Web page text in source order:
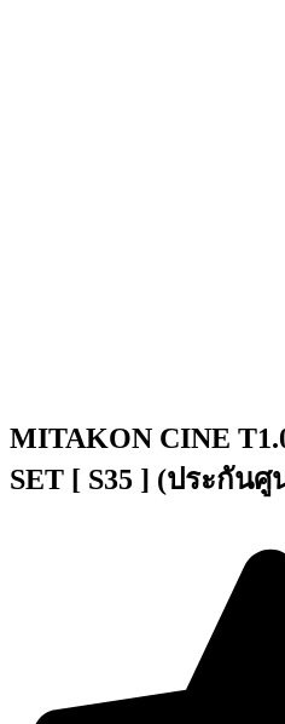
MITAKON CINE
SET [ S35 ] (ประกันศู